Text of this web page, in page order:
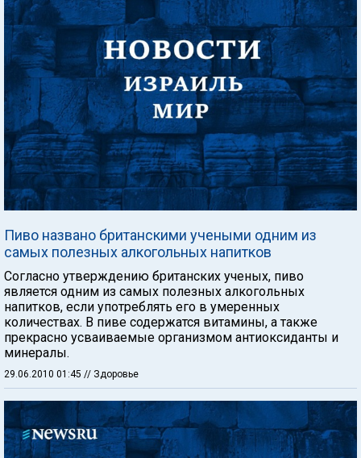
Пиво названо британскими учеными одним из
самых полезных алкогольных напитков
Согласно утверждению британских ученых, пиво
является одним из самых полезных алкогольных
напитков, если употреблять его в умеренных
количествах. В пиве содержатся витамины, а также
прекрасно усваиваемые организмом антиоксиданты и
минералы.
29.06.2010 01:45 // Здоровье